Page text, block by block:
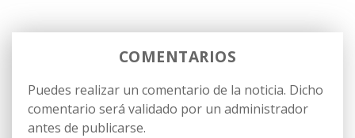
COMENTARIOS
Puedes realizar un comentario de la noticia. Dicho
comentario será validado por un administrador
antes de publicarse.